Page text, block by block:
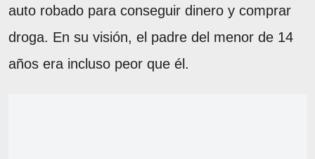
auto robado para conseguir dinero y comprar
droga. En su visión, el padre del menor de 14
años era incluso peor que él.